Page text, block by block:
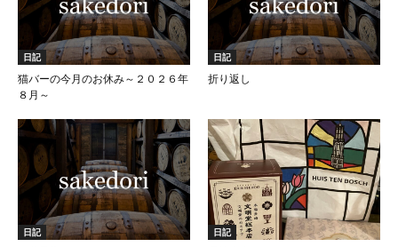
日記
猫バーの今月のお休み～２０２６年
８月～
日記
折り返し
日記
日記